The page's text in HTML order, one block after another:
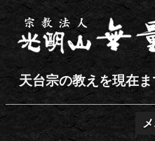
天台宗の教えを現在